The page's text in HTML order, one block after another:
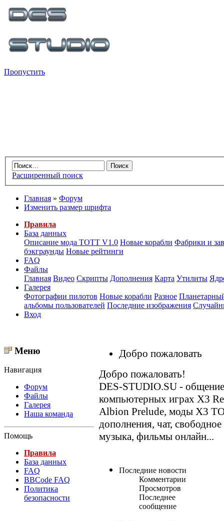
Пропустить
Расширенный поиск
Главная » Форум
Изменить размер шрифта
Правила
База данных
Описание мода ТОТТ V1.0 Новые корабли Фабрики и
бэкграунды Новые рейтинги
FAQ
Файлы
Главная Видео Скрипты Дополнения Карта Утилиты
Галерея
Фотографии пилотов Новые корабли Разное
альбомы пользователей Последние изображения
Вход
Меню
Навигация
Форум
Файлы
Галерея
Наша команда
Помощь
Правила
База данных
FAQ
BBCode FAQ
Политика
безопасности
Добро пожаловать
Добро пожаловать!
DES-STUDIO.SU - общение
компьютерных играх X3
Albion Prelude, моды X3
дополнения, чат,
музыка, фильмы онлайн...
Последние новости
Комментарии
Просмотров
Последнее
сообщение